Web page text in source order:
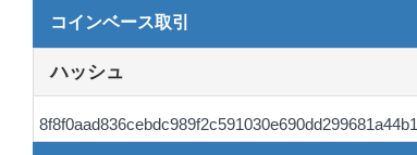
コインベース取引
ハッシュ